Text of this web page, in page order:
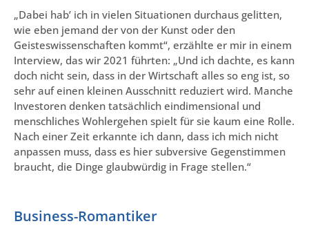
„Dabei hab’ ich in vielen Situationen durchaus gelitten,
wie eben jemand der von der Kunst oder den
Geisteswissenschaften kommt“, erzählte er mir in einem
Interview, das wir 2021 führten: „Und ich dachte, es kann
doch nicht sein, dass in der Wirtschaft alles so eng ist, so
sehr auf einen kleinen Ausschnitt reduziert wird. Manche
Investoren denken tatsächlich eindimensional und
menschliches Wohlergehen spielt für sie kaum eine Rolle.
Nach einer Zeit erkannte ich dann, dass ich mich nicht
anpassen muss, dass es hier subversive Gegenstimmen
braucht, die Dinge glaubwürdig in Frage stellen.“
Business-Romantiker